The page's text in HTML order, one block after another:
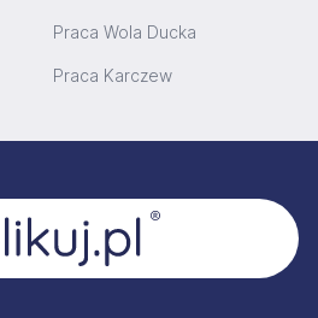
Praca Wola Ducka
Praca Karczew